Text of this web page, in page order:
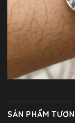
SẢN PHẨM